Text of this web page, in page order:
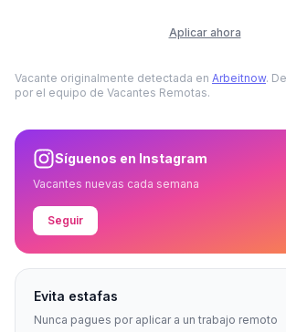
Aplicar ahora
Vacante originalmente detectada en Arbeitnow.
por el equipo de Vacantes Remotas.
Síguenos en Instagram
Vacantes nuevas cada semana
Seguir
Evita estafas
Nunca pagues por aplicar a un trabajo remoto